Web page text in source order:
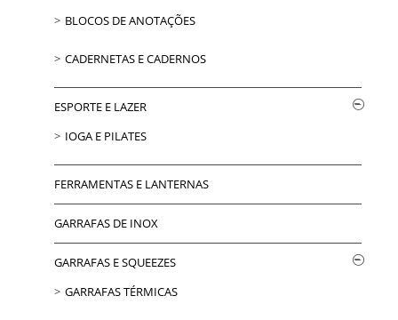
BLOCOS DE ANOTAÇÕES
CADERNETAS E CADERNOS
ESPORTE E LAZER
IOGA E PILATES
FERRAMENTAS E LANTERNAS
GARRAFAS DE INOX
GARRAFAS E SQUEEZES
GARRAFAS TÉRMICAS